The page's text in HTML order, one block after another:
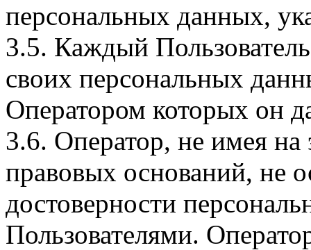
персональных данных,
3.5. Каждый
своих персональных
Оператором которых он
3.6. Оператор, не имея
правовых оснований, не
достоверности
Пользователями.